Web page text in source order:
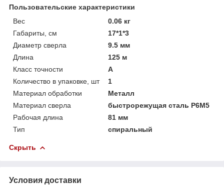
Пользовательские характеристики
Вес
0.06 кг
Габариты, см
17*1*3
Диаметр сверла
9.5 мм
Длина
125 м
Класс точности
А
Количество в упаковке, шт
1
Материал обработки
Металл
Материал сверла
быстрорежущая сталь Р6М5
Рабочая длина
81 мм
Тип
спиральный
Скрыть
Условия доставки